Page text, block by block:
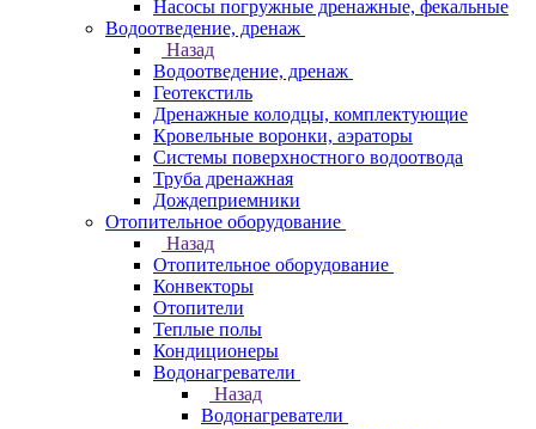
Насосы погружные дренажные, фекальные
Водоотведение, дренаж
Назад
Водоотведение, дренаж
Геотекстиль
Дренажные колодцы, комплектующие
Кровельные воронки, аэраторы
Системы поверхностного водоотвода
Труба дренажная
Дождеприемники
Отопительное оборудование
Назад
Отопительное оборудование
Конвекторы
Отопители
Теплые полы
Кондиционеры
Водонагреватели
Назад
Водонагреватели